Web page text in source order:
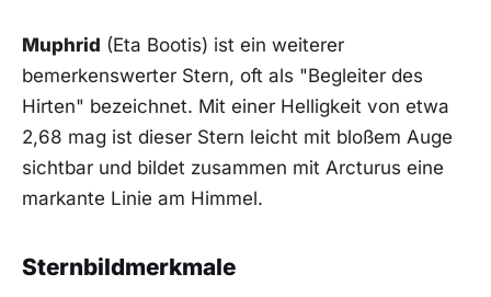
Muphrid (Eta Bootis) ist ein weiterer
‌bemerkenswerter Stern,‍ oft als "Begleiter ‍des⁤
Hirten" bezeichnet. Mit einer‌ Helligkeit‌ von etwa
⁢2,68 mag ist dieser ⁣Stern leicht mit bloßem Auge
sichtbar und​ bildet zusammen mit Arcturus eine
‍markante⁤ Linie am Himmel.
Sternbildmerkmale